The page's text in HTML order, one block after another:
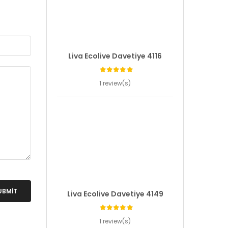
Liva Ecolive Davetiye 4116
1 review(s)
Liva Ecolive Davetiye 4149
1 review(s)